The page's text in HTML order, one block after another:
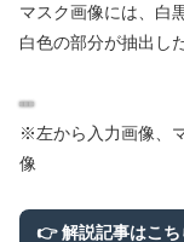
マスク画像には、白
白色の部分が抽出し
※左から入力画像、
像